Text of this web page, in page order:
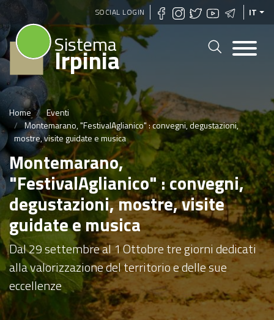
Salta
al
contenuto
principale
SOCIAL LOGIN IT
Sistema
Irpinia
Home
Eventi
Montemarano, "FestivalAglianico" : convegni, degustazioni,
mostre, visite guidate e musica
Montemarano,
"FestivalAglianico" : convegni,
degustazioni, mostre, visite
guidate e musica
Dal 29 settembre al 1 Ottobre tre giorni dedicati
alla valorizzazione del territorio e delle sue
eccellenze